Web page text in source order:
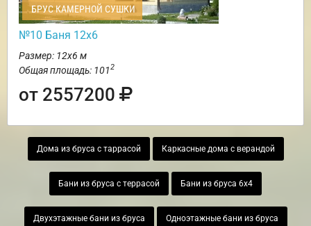
БРУС КАМЕРНОЙ СУШКИ
№10 Баня 12х6
Размер: 12х6 м
Общая площадь: 1012
от 2557200
Дома из бруса с таррасой Каркасные дома с верандой
Бани из бруса с террасой Бани из бруса 6х4
Двухэтажные бани из бруса Одноэтажные бани из бруса